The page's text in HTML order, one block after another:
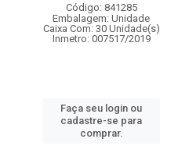
Código: 841285
Embalagem: Unidade
Caixa Com: 30 Unidade(s)
Inmetro: 007517/2019
Faça seu login ou
cadastre-se para
comprar.